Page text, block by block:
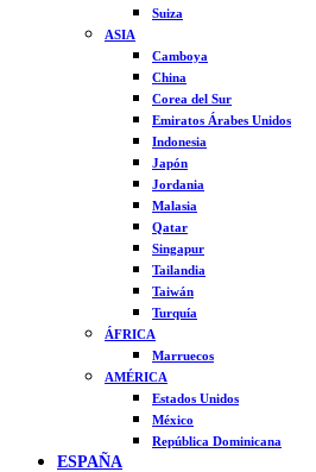
Suiza
ASIA
Camboya
China
Corea del Sur
Emiratos Árabes Unidos
Indonesia
Japón
Jordania
Malasia
Qatar
Singapur
Tailandia
Taiwán
Turquía
ÁFRICA
Marruecos
AMÉRICA
Estados Unidos
México
República Dominicana
ESPAÑA